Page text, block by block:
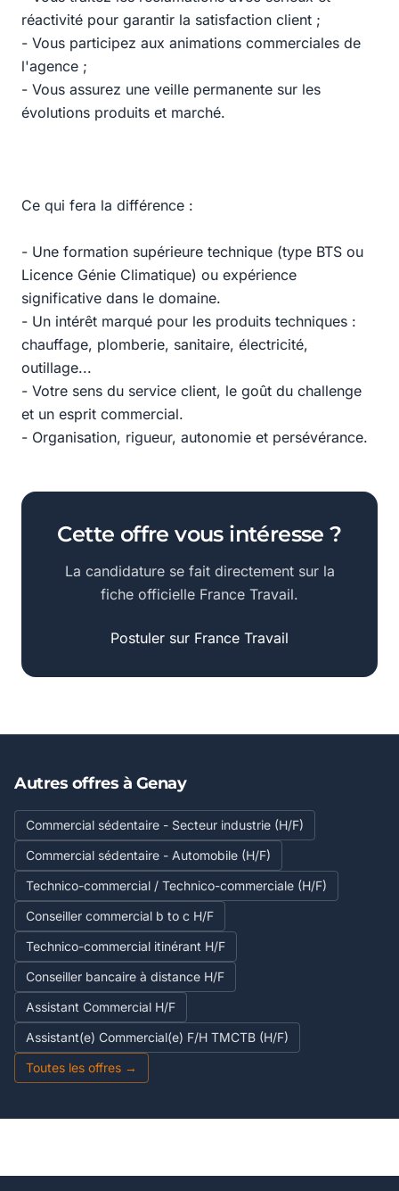
réactivité pour garantir la satisfaction client ;
- Vous participez aux animations commerciales de
l'agence ;
- Vous assurez une veille permanente sur les
évolutions produits et marché.
Ce qui fera la différence :
- Une formation supérieure technique (type BTS ou
Licence Génie Climatique) ou expérience
significative dans le domaine.
- Un intérêt marqué pour les produits techniques :
chauffage, plomberie, sanitaire, électricité,
outillage...
- Votre sens du service client, le goût du challenge
et un esprit commercial.
- Organisation, rigueur, autonomie et persévérance.
Cette offre vous intéresse ?
La candidature se fait directement sur la
fiche officielle France Travail.
Postuler sur France Travail
Autres offres à Genay
Commercial sédentaire - Secteur industrie (H/F)
Commercial sédentaire - Automobile (H/F)
Technico-commercial / Technico-commerciale (H/F)
Conseiller commercial b to c H/F
Technico-commercial itinérant H/F
Conseiller bancaire à distance H/F
Assistant Commercial H/F
Assistant(e) Commercial(e) F/H TMCTB (H/F)
Toutes les offres →